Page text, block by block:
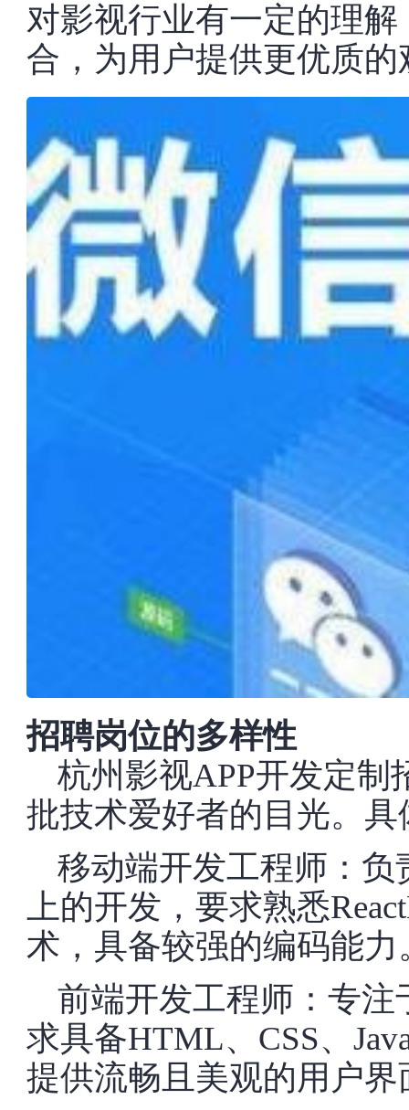
对影视行业有一定的理
合，为用户提供更优质
招聘岗位的多样性
杭州影视APP开发定制
批技术爱好者的目光。
移动端开发工程师：负
上的开发，要求熟悉
术，具备较强的编码能力
前端开发工程师：专注
求具备HTML、CSS、
提供流畅且美观的用户界